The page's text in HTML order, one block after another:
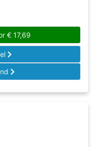
€17,69